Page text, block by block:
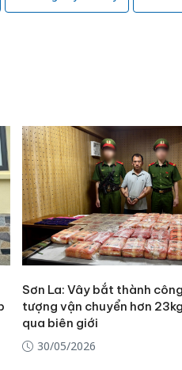
Sơn La: Vây bắt thành
tượng vận chuyển hơn
qua biên giới
30/05/2026